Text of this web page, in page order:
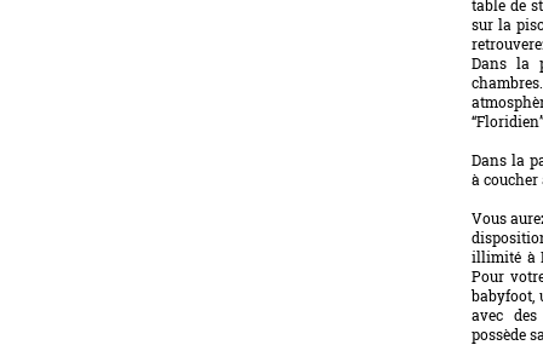
table de
sur la
Dans la
Dans la
à
Vous
illimité à
Pour
babyfoot,
avec
possède